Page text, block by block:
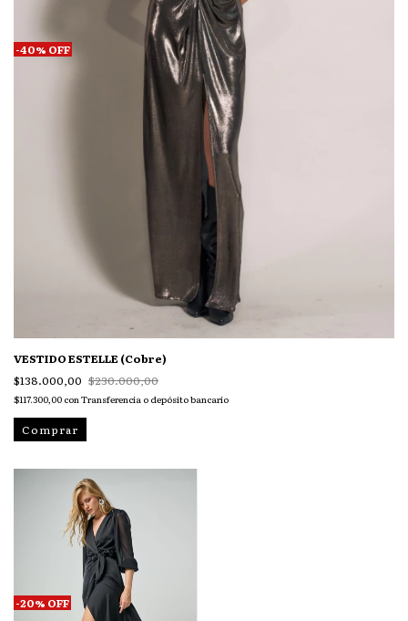
-40% OFF
VESTIDO ESTELLE (Cobre)
$138.000,00 $230.000,00
$117.300,00 conTransferencia o depósito bancario
Comprar
-20% OFF